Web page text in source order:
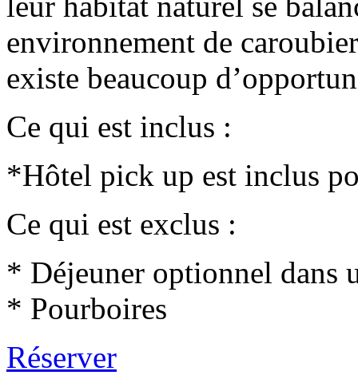
environnement de
existe beaucoup
Ce qui est inclus :
*Hôtel pick up est inclus
Ce qui est exclus :
* Déjeuner optionnel dans
* Pourboires
Réserver